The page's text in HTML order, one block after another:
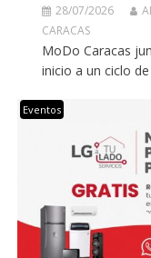
28/07/2026
CARACAS
MoDo Caracas
inicio a un ciclo
Eventos